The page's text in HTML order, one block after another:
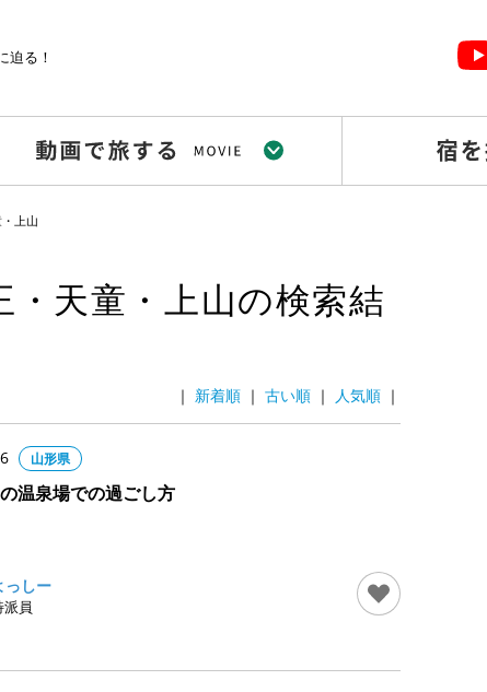
迫る！
上山
天童・上山の検索結
｜ ｜ ｜ ｜
山形県
温泉場での過ごし方
っしー
派員